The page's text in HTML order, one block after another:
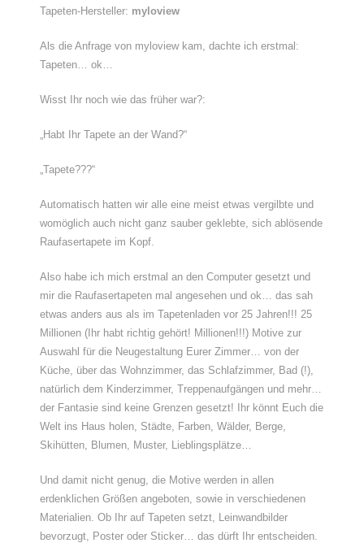
Tapeten-Hersteller: myloview
Als die Anfrage von myloview kam, dachte ich erstmal:
Tapeten… ok…
Wisst Ihr noch wie das früher war?:
„Habt Ihr Tapete an der Wand?“
„Tapete???“
Automatisch hatten wir alle eine meist etwas vergilbte und
womöglich auch nicht ganz sauber geklebte, sich ablösende
Raufasertapete im Kopf.
Also habe ich mich erstmal an den Computer gesetzt und
mir die Raufasertapeten mal angesehen und ok… das sah
etwas anders aus als im Tapetenladen vor 25 Jahren!!! 25
Millionen (Ihr habt richtig gehört! Millionen!!!) Motive zur
Auswahl für die Neugestaltung Eurer Zimmer… von der
Küche, über das Wohnzimmer, das Schlafzimmer, Bad (!),
natürlich dem Kinderzimmer, Treppenaufgängen und mehr…
der Fantasie sind keine Grenzen gesetzt! Ihr könnt Euch die
Welt ins Haus holen, Städte, Farben, Wälder, Berge,
Skihütten, Blumen, Muster, Lieblingsplätze…
Und damit nicht genug, die Motive werden in allen
erdenklichen Größen angeboten, sowie in verschiedenen
Materialien. Ob Ihr auf Tapeten setzt, Leinwandbilder
bevorzugt, Poster oder Sticker… das dürft Ihr entscheiden.